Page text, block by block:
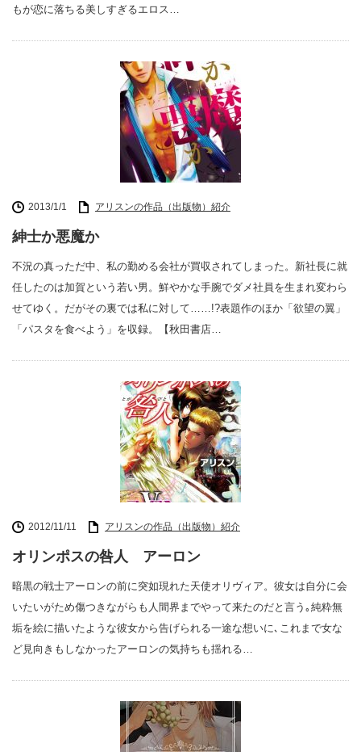
もが恋に落ちる美しすぎるエロス…
2013/1/1 アリスンの作品（出版物）紹介
紳士か悪魔か
不況の真っただ中、私の勤める会社が買収されてしまった。新社長に就
任したのは加賀という若い男。鮮やかな手腕でダメ社員を生まれ変わら
せてゆく。だがその裏では私に対して……!?表題作のほか「欲望の翼」
「パスタを食べよう」を収録。【秋田書店…
2012/11/11 アリスンの作品（出版物）紹介
オリンポスの咎人 アーロン
暗黒の戦士アーロンの前に突如現れた天使オリヴィア。彼女は自分に会
いたいがため傷つきながらも人間界までやって来たのだと言う｡純粋無
垢を絵に描いたような彼女から告げられる一途な想いに､これまで女な
ど見向きもしなかったアーロンの気持ちも揺れる…